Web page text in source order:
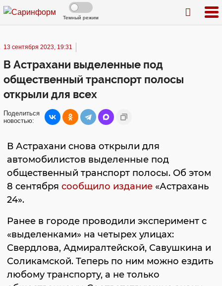
Темный режим
13 сентября 2023, 19:31
В Астрахани выделенные под
общественный транспорт полосы
открыли для всех
Поделиться
новостью:
В Астрахани снова открыли для
автомобилистов выделенные под
общественный транспорт полосы. Об этом
8 сентября сообщило издание «Астрахань
24».
Ранее в городе проводили эксперимент с
«выделенками» на четырех улицах:
Свердлова, Адмиралтейской, Савушкина и
Соликамской. Теперь по ним можно ездить
любому транспорту, а не только